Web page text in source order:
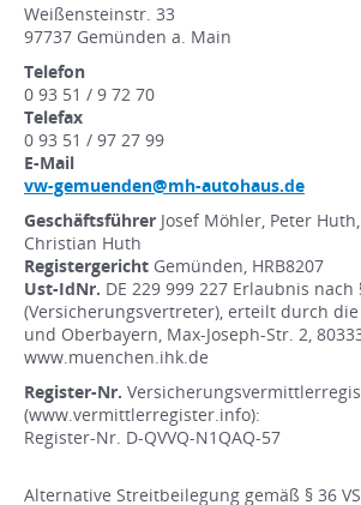
Weißensteinstr. 33
97737 Gemünden a. Main
Telefon
0 93 51 / 9 72 70
Telefax
0 93 51 / 97 27 99
E-Mail
vw-gemuenden@mh-autohaus.de
Geschäftsführer Josef Möhler, Peter
Christian Huth
Registergericht Gemünden, HRB8207
Ust-IdNr. DE 229 999 227 Erlaubnis nach
(Versicherungsvertreter), erteilt durch
und Oberbayern, Max-Joseph-Str. 2,
www.muenchen.ihk.de
Register-Nr.
(www.vermittlerregister.info):
Register-Nr. D-QVVQ-N1QAQ-57
Alternative Streitbeilegung gemäß § 36